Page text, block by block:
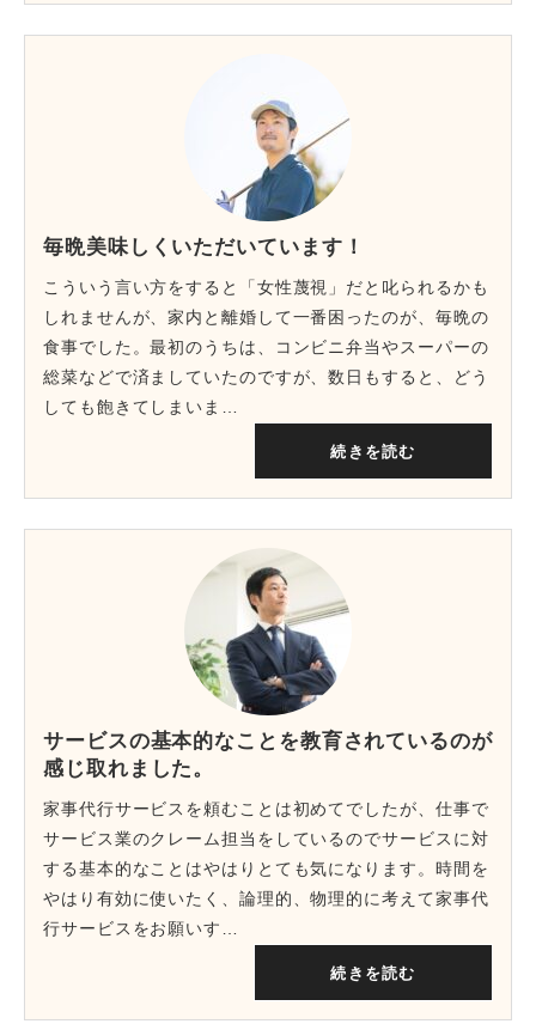
毎晩美味しくいただいています！
こういう言い方をすると「女性蔑視」だと叱られるかも
しれませんが、家内と離婚して一番困ったのが、毎晩の
食事でした。最初のうちは、コンビニ弁当やスーパーの
総菜などで済ましていたのですが、数日もすると、どう
しても飽きてしまいま…
続きを読む
サービスの基本的なことを教育されているのが
感じ取れました。
家事代行サービスを頼むことは初めてでしたが、仕事で
サービス業のクレーム担当をしているのでサービスに対
する基本的なことはやはりとても気になります。時間を
やはり有効に使いたく、論理的、物理的に考えて家事代
行サービスをお願いす…
続きを読む